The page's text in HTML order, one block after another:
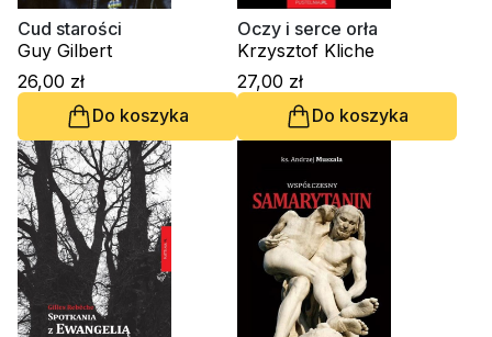
Religie
Kultura
Książki obcojęzyczne
Poradniki, leksykony...
Dewocjonalia
Inne
Podręczniki szkolne
Promocja
Śpiewniki
Cud starości
Guy Gilbert
26,00 zł
Do koszyka
Oczy i serce orła
Krzysztof Kliche
27,00 zł
Do koszyka